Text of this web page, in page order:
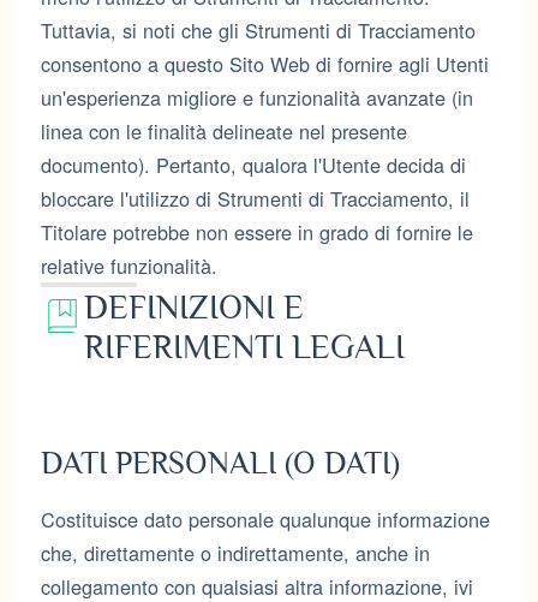
Tuttavia, si noti che gli Strumenti di Tracciamento
consentono a questo Sito Web di fornire agli Utenti
un'esperienza migliore e funzionalità avanzate (in
linea con le finalità delineate nel presente
documento). Pertanto, qualora l'Utente decida di
bloccare l'utilizzo di Strumenti di Tracciamento, il
Titolare potrebbe non essere in grado di fornire le
relative funzionalità.
DEFINIZIONI E
RIFERIMENTI LEGALI
DATI PERSONALI (O DATI)
Costituisce dato personale qualunque informazione
che, direttamente o indirettamente, anche in
collegamento con qualsiasi altra informazione, ivi